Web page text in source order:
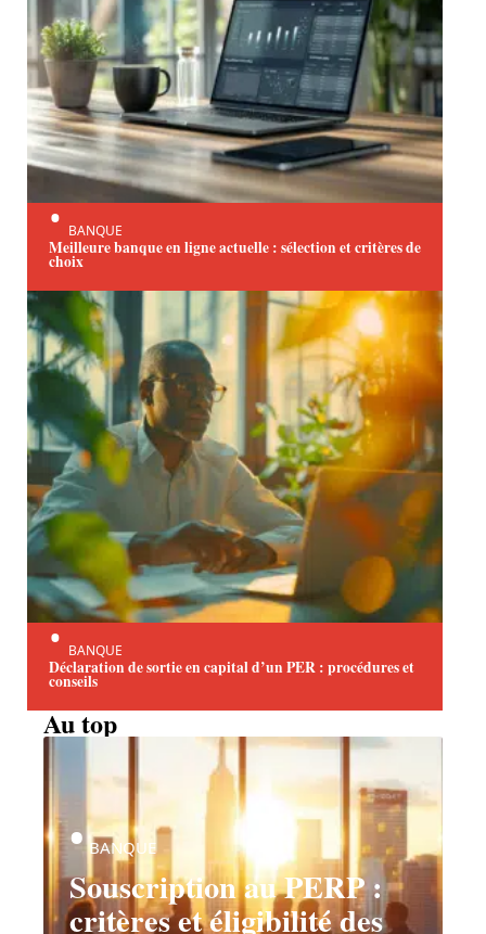
BANQUE
Meilleure banque en ligne actuelle : sélection et critères de
choix
BANQUE
Déclaration de sortie en capital d’un PER : procédures et
conseils
Au top
Souscription au PERP :
critères et éligibilité des
BANQUE